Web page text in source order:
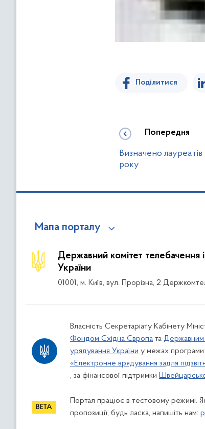
Поділитися
Попередня
Визначено лауреатів
року
Мапа порталу
Державний комітет телебачення
України
01001, м. Київ, вул. Прорізна, 2
Власність Секретаріату Кабінету
Фондом Східна Європа та Державним
урядування України у межах програми
«Електронне врядування задля
, за фінансової підтримки
Портал працює в тестовому режимі.
пропозиції, будь ласка, напишіть нам: